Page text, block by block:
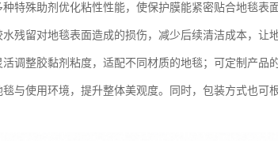
种特殊助剂优化粘性性能，使保护膜能紧密贴合地毯
水残留对地毯表面造成的损伤，减少后续清洁成本，
活调整胶黏剂粘度，适配不同材质的地毯；可定制产
与使用环境，提升整体美观度。同时，包装方式也